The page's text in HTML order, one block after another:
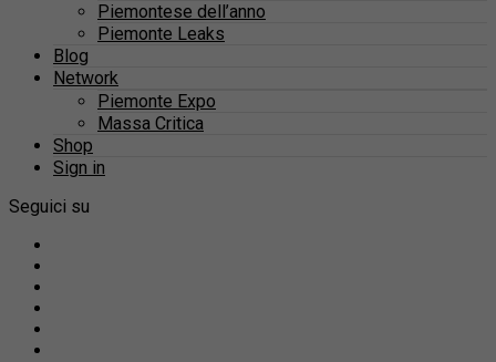
Piemontese dell’anno
Piemonte Leaks
Blog
Network
Piemonte Expo
Massa Critica
Shop
Sign in
Seguici su